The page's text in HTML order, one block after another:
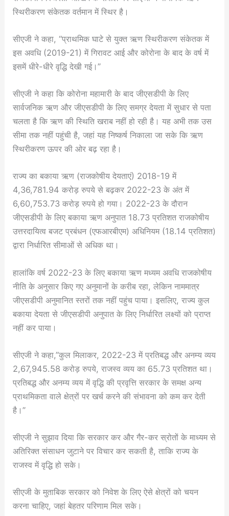
स्थिरीकरण संकेतक वर्तमान में स्थिर है।
सीएजी ने कहा, “प्राथमिक घाटे से युक्त ऋण स्थिरीकरण संकेतक में
इस अवधि (2019-21) में गिरावट आई और कोरोना के बाद के वर्ष में
इसमें धीरे-धीरे वृद्धि देखी गई।”
सीएजी ने कहा कि कोरोना महामारी के बाद जीएसडीपी के लिए
सार्वजनिक ऋण और जीएसडीपी के लिए समग्र देयता में सुधार से पता
चलता है कि ऋण की स्थिति खराब नहीं हो रही है। यह अभी तक उस
सीमा तक नहीं पहुंची है, जहां यह निष्कर्ष निकाला जा सके कि ऋण
स्थिरीकरण ऊपर की ओर बढ़ रहा है।
राज्य का बकाया ऋण (राजकोषीय देयताएं) 2018-19 में
4,36,781.94 करोड़ रुपये से बढ़कर 2022-23 के अंत में
6,60,753.73 करोड़ रुपये हो गया। 2022-23 के दौरान
जीएसडीपी के लिए बकाया ऋण अनुपात 18.73 प्रतिशत राजकोषीय
उत्तरदायित्व बजट प्रबंधन (एफआरबीएम) अधिनियम (18.14 प्रतिशत)
द्वारा निर्धारित सीमाओं से अधिक था।
हालांकि वर्ष 2022-23 के लिए बकाया ऋण मध्यम अवधि राजकोषीय
नीति के अनुसार किए गए अनुमानों के करीब रहा, लेकिन नाममात्र
जीएसडीपी अनुमानित स्तरों तक नहीं पहुंच पाया। इसलिए, राज्य कुल
बकाया देयता से जीएसडीपी अनुपात के लिए निर्धारित लक्ष्यों को प्राप्त
नहीं कर पाया।
सीएजी ने कहा,”कुल मिलाकर, 2022-23 में प्रतिबद्ध और अनम्य व्यय
2,67,945.58 करोड़ रुपये, राजस्व व्यय का 65.73 प्रतिशत था।
प्रतिबद्ध और अनम्य व्यय में वृद्धि की प्रवृत्ति सरकार के समक्ष अन्य
प्राथमिकता वाले क्षेत्रों पर खर्च करने की संभावना को कम कर देती
है।”
सीएजी ने सुझाव दिया कि सरकार कर और गैर-कर स्रोतों के माध्यम से
अतिरिक्त संसाधन जुटाने पर विचार कर सकती है, ताकि राज्य के
राजस्व में वृद्धि हो सके।
सीएजी के मुताबिक सरकार को निवेश के लिए ऐसे क्षेत्रों को चयन
करना चाहिए, जहां बेहतर परिणाम मिल सके।